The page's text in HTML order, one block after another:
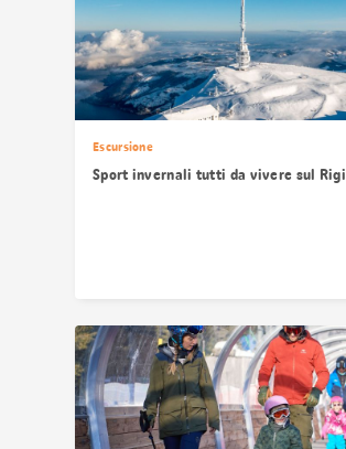
Escursione
Sport invernali tutti da vivere sul Rigi